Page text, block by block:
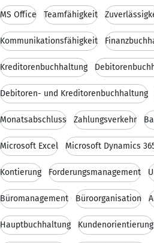
MS Office Teamfähigkeit
Kommunikationsfähigkeit
Kreditorenbuchhaltung
Debitoren- und Kreditorenbuchhaltung
Monatsabschluss Zahlungsverkehr
Microsoft Excel Microsoft Dynamics
Kontierung Forderungsmanagement
Büromanagement Büroorganisation
Hauptbuchhaltung Kundenorientierung